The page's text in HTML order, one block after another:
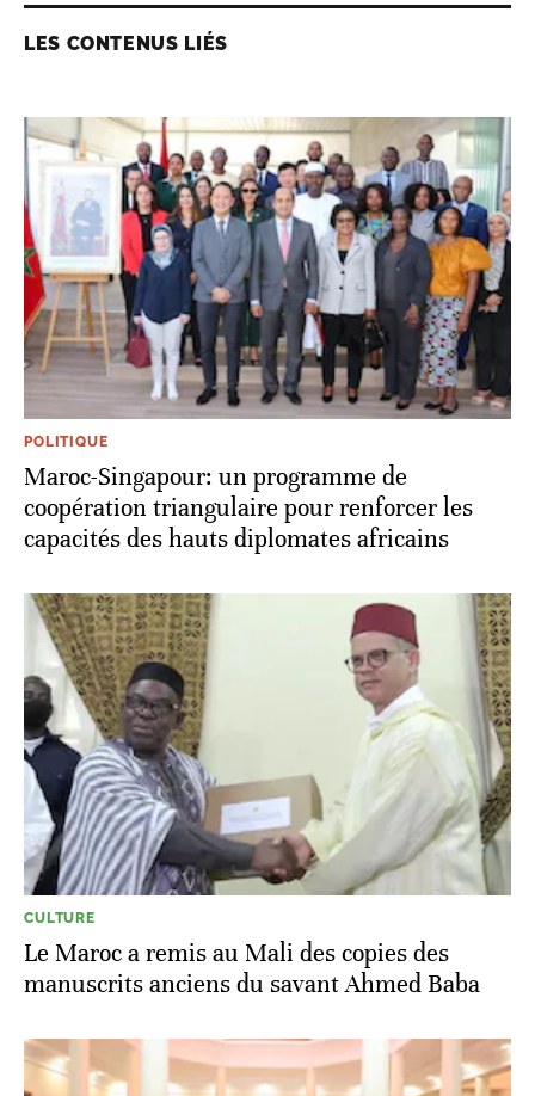
LES CONTENUS LIÉS
POLITIQUE
Maroc-Singapour: un programme de
coopération triangulaire pour renforcer les
capacités des hauts diplomates africains
CULTURE
Le Maroc a remis au Mali des copies des
manuscrits anciens du savant Ahmed Baba